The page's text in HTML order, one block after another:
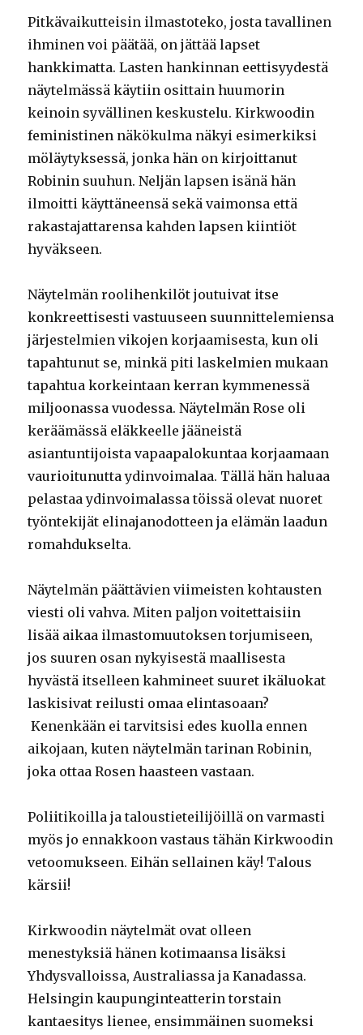
Pitkävaikutteisin ilmastoteko, josta tavallinen
ihminen voi päätää, on jättää lapset
hankkimatta. Lasten hankinnan eettisyydestä
näytelmässä käytiin osittain huumorin
keinoin syvällinen keskustelu. Kirkwoodin
feministinen näkökulma näkyi esimerkiksi
möläytyksessä, jonka hän on kirjoittanut
Robinin suuhun. Neljän lapsen isänä hän
ilmoitti käyttäneensä sekä vaimonsa että
rakastajattarensa kahden lapsen kiintiöt
hyväkseen.
Näytelmän roolihenkilöt joutuivat itse
konkreettisesti vastuuseen suunnittelemiensa
järjestelmien vikojen korjaamisesta, kun oli
tapahtunut se, minkä piti laskelmien mukaan
tapahtua korkeintaan kerran kymmenessä
miljoonassa vuodessa. Näytelmän Rose oli
keräämässä eläkkeelle jääneistä
asiantuntijoista vapaapalokuntaa korjaamaan
vaurioitunutta ydinvoimalaa. Tällä hän haluaa
pelastaa ydinvoimalassa töissä olevat nuoret
työntekijät elinajanodotteen ja elämän laadun
romahdukselta.
Näytelmän päättävien viimeisten kohtausten
viesti oli vahva. Miten paljon voitettaisiin
lisää aikaa ilmastomuutoksen torjumiseen,
jos suuren osan nykyisestä maallisesta
hyvästä itselleen kahmineet suuret ikäluokat
laskisivat reilusti omaa elintasoaan?
Kenenkään ei tarvitsisi edes kuolla ennen
aikojaan, kuten näytelmän tarinan Robinin,
joka ottaa Rosen haasteen vastaan.
Poliitikoilla ja taloustieteilijöillä on varmasti
myös jo ennakkoon vastaus tähän Kirkwoodin
vetoomukseen. Eihän sellainen käy! Talous
kärsii!
Kirkwoodin näytelmät ovat olleen
menestyksiä hänen kotimaansa lisäksi
Yhdysvalloissa, Australiassa ja Kanadassa.
Helsingin kaupunginteatterin torstain
kantaesitys lienee, ensimmäinen suomeksi